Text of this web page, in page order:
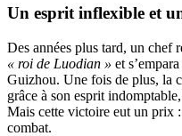
Un esprit inflexible et
Des années plus tard, un chef
« roi de Luodian » et
Guizhou. Une fois de plus, la
grâce à son esprit
Mais cette victoire eut un prix
combat.